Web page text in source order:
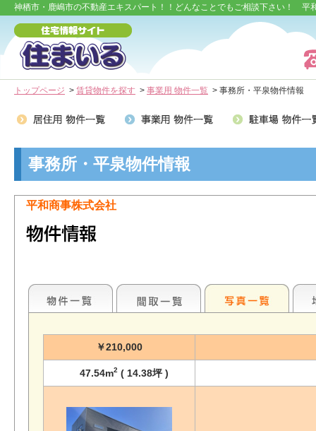
神栖市・鹿嶋市の不動産エキスパート！！どんなことでもご相談下さい！ 平
トップページ > 賃貸物件を探す > 事業用 物件一覧 > 事務所・平泉物件情報
事務所・平泉物件情報
平和商事株式会社
￥210,000
47.54m2 ( 14.38坪 )